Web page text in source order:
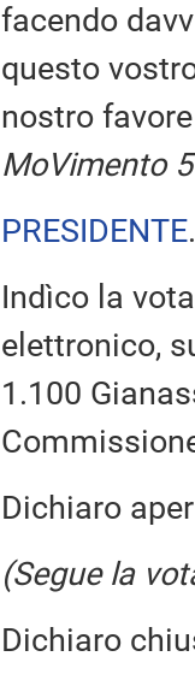
facendo
questo
nostro
MoVimento
PRESIDENTE
Indìco la
elettronico,
1.100
Dichiaro
(Segue la
Dichiaro